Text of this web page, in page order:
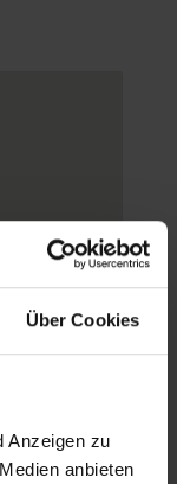
Über Cookies
Anzeigen zu
anbieten